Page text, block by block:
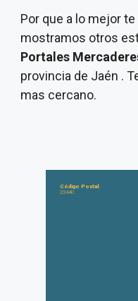
Por que a lo mejor
mostramos otros
Portales
provincia de Jaén .
mas cercano.
Código Postal:
23440